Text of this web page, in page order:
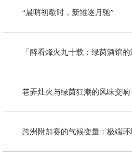
“晨哨初歇时，新雏逐月驰”
「醉看烽火九十载：绿茵酒馆的
巷弄灶火与绿茵狂潮的风味交响
跨洲附加赛的气候变量：极端